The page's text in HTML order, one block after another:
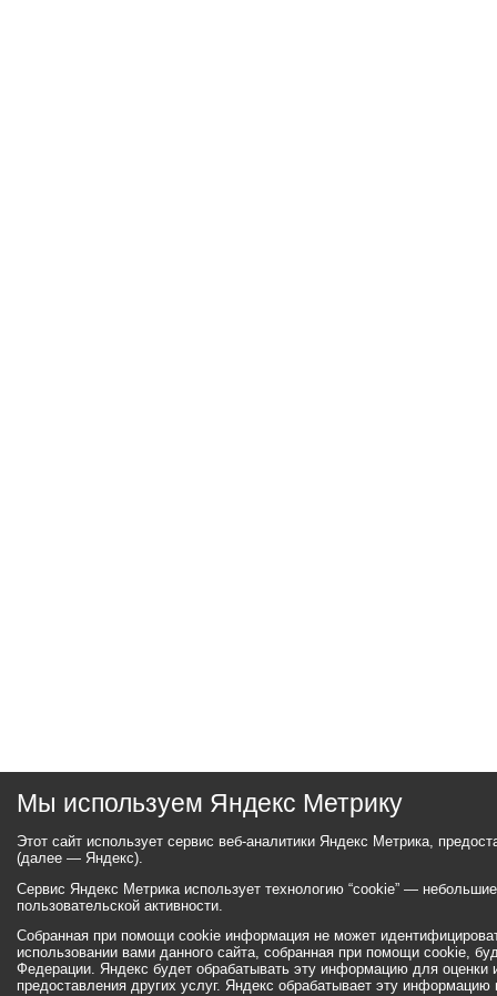
Мы используем Яндекс Метрику
Этот сайт использует сервис веб-аналитики Яндекс Метрика,
(далее — Яндекс).
Сервис Яндекс Метрика использует технологию “cookie” —
пользовательской активности.
Собранная при помощи cookie информация не может
использовании вами данного сайта, собранная при помощи cookie,
Федерации. Яндекс будет обрабатывать эту информацию для оценки
предоставления других услуг. Яндекс обрабатывает эту